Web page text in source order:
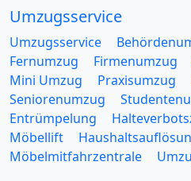
Umzugsservice
Umzugsservice
Fernumzug
Firmenumzug
Mini Umzug
Praxisumzug
Seniorenumzug
Entrümpelung
Möbellift
Möbelmitfahrzentrale